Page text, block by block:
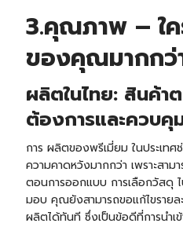
3.คุณภาพ – ใค
ของคุณมากกว่
ผลิตในไทย: สินค้า
ต้องการและควบคุ
การ ผลิตของพรีเมี่ยม ในประเ
ความคาดหวังมากกว่า เพราะสา
ตอนการออกแบบ การเลือกวัสดุ
มอบ คุณยังสามารถขอแก้ไขรายล
ผลิตได้ทันที ซึ่งเป็นข้อดีที่การนำเข้